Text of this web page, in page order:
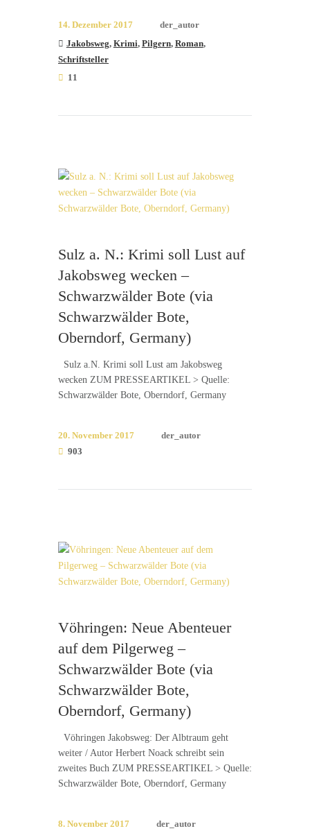
14. Dezember 2017
der_autor
Jakobsweg, Krimi, Pilgern, Roman,
Schriftsteller
11
Sulz a. N.: Krimi soll Lust auf
Jakobsweg wecken –
Schwarzwälder Bote (via
Schwarzwälder Bote,
Oberndorf, Germany)
Sulz a.N. Krimi soll Lust am Jakobsweg
wecken ZUM PRESSEARTIKEL > Quelle:
Schwarzwälder Bote, Oberndorf, Germany
20. November 2017
der_autor
903
Vöhringen: Neue Abenteuer
auf dem Pilgerweg –
Schwarzwälder Bote (via
Schwarzwälder Bote,
Oberndorf, Germany)
Vöhringen Jakobsweg: Der Albtraum geht
weiter / Autor Herbert Noack schreibt sein
zweites Buch ZUM PRESSEARTIKEL > Quelle:
Schwarzwälder Bote, Oberndorf, Germany
8. November 2017
der_autor